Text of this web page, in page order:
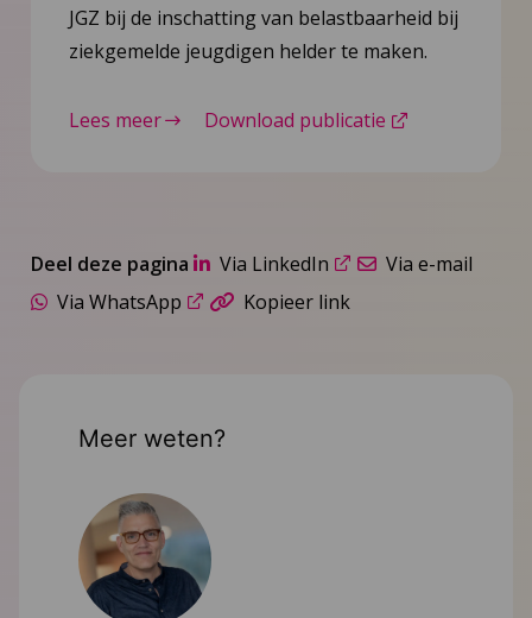
JGZ bij de inschatting van belastbaarheid bij
ziekgemelde jeugdigen helder te maken.
Lees meer Download publicatie
Deel deze pagina Via LinkedIn
Via e-mail
Via WhatsApp
Kopieer link
Meer weten?